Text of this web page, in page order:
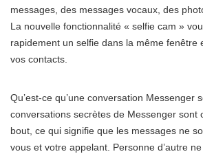
messages, des messages vocaux, des
La nouvelle fonctionnalité « selfie cam »
rapidement un selfie dans la même fenêtre
vos contacts.
Qu’est-ce qu’une conversation Messenger
conversations secrètes de Messenger sont
bout, ce qui signifie que les messages ne
vous et votre appelant. Personne d’autre